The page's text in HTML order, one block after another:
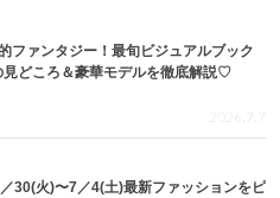
ファンタジー！最旬ビジュアルブック
見どころ＆豪華モデルを徹底解説♡
2026.7.7
／30(火)〜7／4(土)最新ファッションをピ